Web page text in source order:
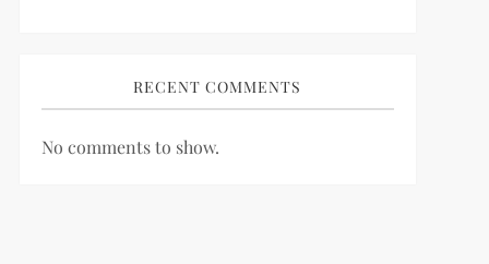
RECENT COMMENTS
No comments to show.